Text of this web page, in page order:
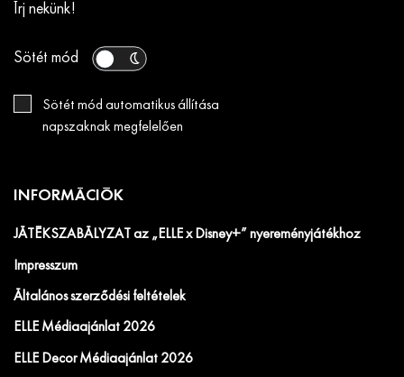
Írj nekünk!
Sötét mód
Sötét mód automatikus állítása
napszaknak megfelelően
INFORMÁCIÓK
JÁTÉKSZABÁLYZAT az „ELLE x Disney+” nyereményjátékhoz
Impresszum
Általános szerződési feltételek
ELLE Médiaajánlat 2026
ELLE Decor Médiaajánlat 2026